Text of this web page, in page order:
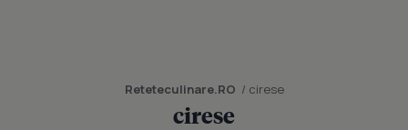
Reteteculinare.RO / cirese
cirese